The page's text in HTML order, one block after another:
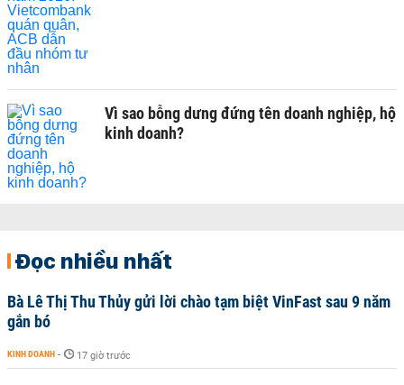
Vì sao bỗng dưng đứng tên doanh nghiệp, hộ
kinh doanh?
Đọc nhiều nhất
Bà Lê Thị Thu Thủy gửi lời chào tạm biệt VinFast sau 9 năm
gắn bó
KINH DOANH - 17 giờ trước